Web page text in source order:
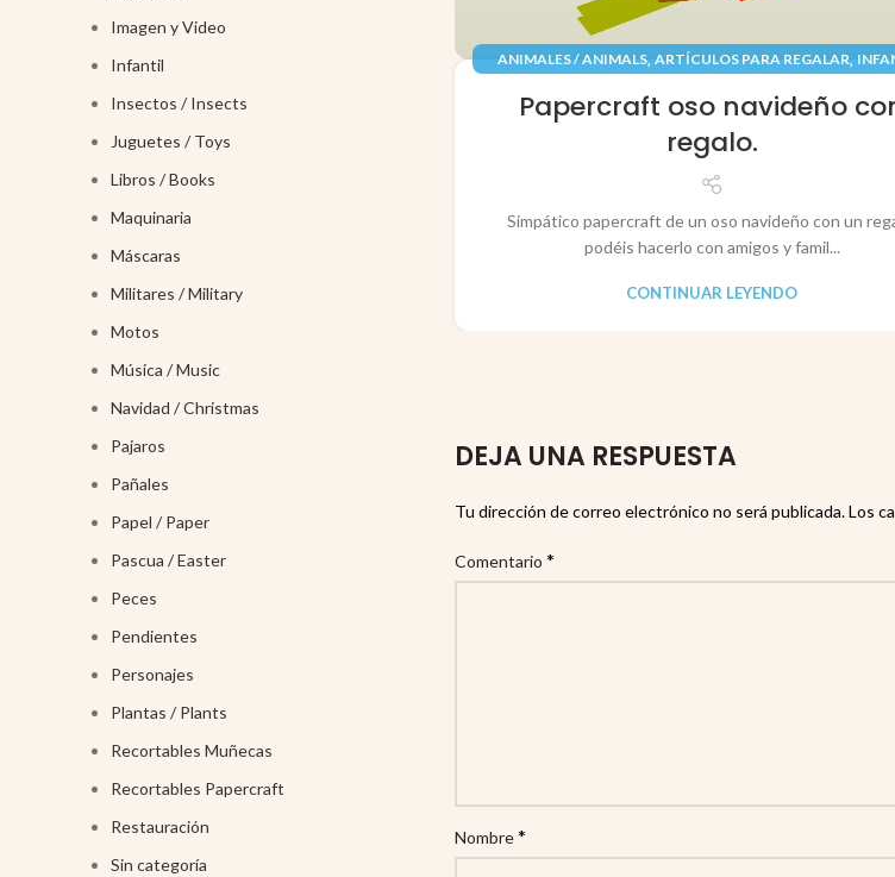
ANIMALES / ANIMALS, ARTÍCULOS PARA REGALAR,
Papercraft oso navideño
regalo.
Simpático papercraft de un oso navideño con un
podéis hacerlo con amigos y famil...
CONTINUAR LEYENDO
DEJA UNA RESPUESTA
Tu dirección de correo electrónico no será publicada. Los
Comentario *
Nombre*
Imagen y Video
Infantil
Insectos / Insects
Juguetes / Toys
Libros / Books
Maquinaria
Máscaras
Militares / Military
Motos
Música / Music
Navidad / Christmas
Pajaros
Pañales
Papel / Paper
Pascua / Easter
Peces
Pendientes
Personajes
Plantas / Plants
Recortables Muñecas
Recortables Papercraft
Restauración
Sin categoría